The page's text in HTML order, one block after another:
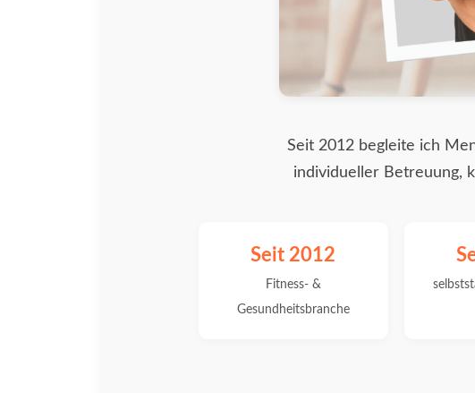
Seit 2012 begleite ich
individueller Betreuung,
Seit 2012
Fitness- &
Gesundheitsbranche